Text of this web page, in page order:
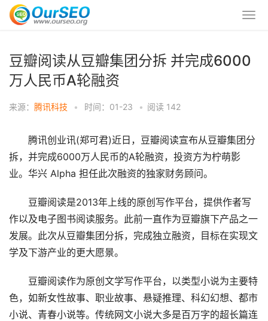
豆瓣阅读从豆瓣集团分拆 并完成6000
万人民币A轮融资
来源： 腾讯科技 • 时间：01-23 • 阅读 142
腾讯创业讯(郑可君)近日，豆瓣阅读宣布从豆瓣集团分
拆，并完成6000万人民币的A轮融资，投资方为柠萌影
业。华兴 Alpha 担任此次融资的独家财务顾问。
豆瓣阅读是2013年上线的原创写作平台，提供作者写
作以及电子图书阅读服务。此前一直作为豆瓣旗下产品之一
发展。此次从豆瓣集团分拆，完成独立融资，目标在实现文
学及下游产业的更大愿景。
豆瓣阅读作为原创文学写作平台，以类型小说为主要特
色，如新女性故事、职业故事、悬疑推理、科幻幻想、都市
小说、青春小说等。传统网文小说大多是百万字的超长篇连